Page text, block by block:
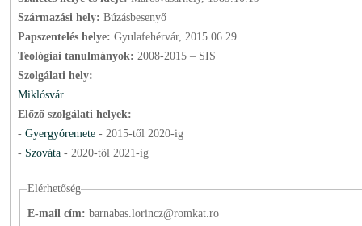
Származási hely: Búzásbesenyő
Papszentelés helye: Gyulafehérvár, 2015.06.29
Teológiai tanulmányok: 2008-2015 – SIS
Szolgálati hely:
Miklósvár
Előző szolgálati helyek:
- Gyergyóremete - 2015-től 2020-ig
- Szováta- 2020-től 2021-ig
Elérhetőség
E-mail cím: barnabas.lorincz@romkat.ro